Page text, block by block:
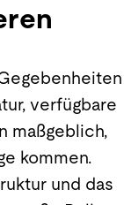
verfügbare
maßgeblich,
kommen.
und das